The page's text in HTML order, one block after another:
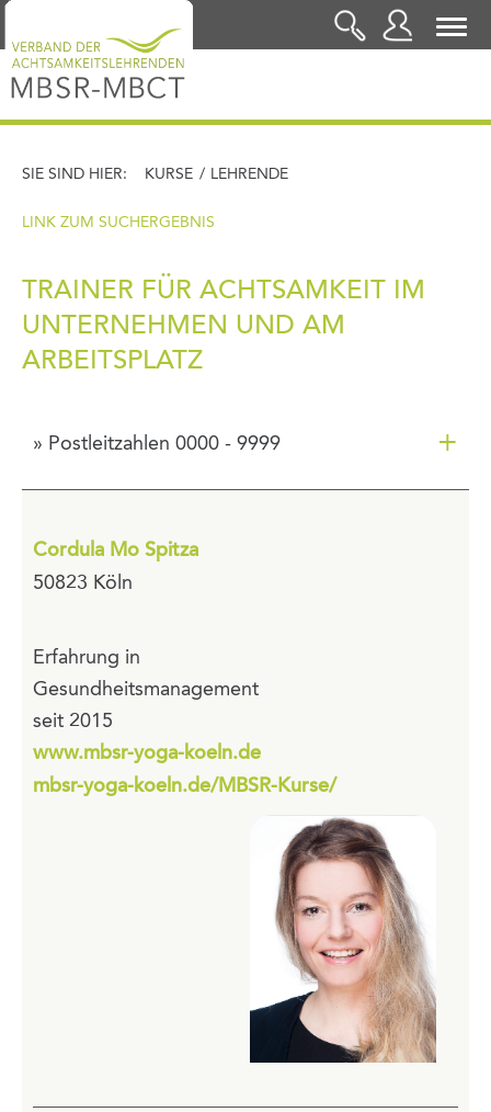
LOGIN
SIE SIND HIER: KURSE / LEHRENDE
LINK ZUM SUCHERGEBNIS
TRAINER FÜR ACHTSAMKEIT IM
UNTERNEHMEN UND AM
ARBEITSPLATZ
» Postleitzahlen 0000 - 9999 +
Cordula Mo Spitza
50823 Köln
Erfahrung in
Gesundheitsmanagement
seit 2015
www.mbsr-yoga-koeln.de
mbsr-yoga-koeln.de/MBSR-Kurse/